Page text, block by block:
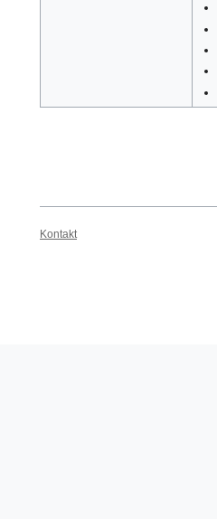
Kontakt